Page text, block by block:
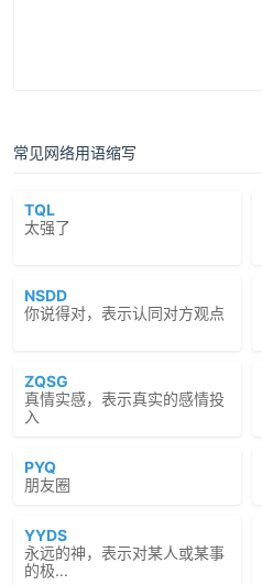
常见网络用语缩写
TQL
太强了
NSDD
你说得对，表示认同对方观点
ZQSG
真情实感，表示真实的感情投
入
PYQ
朋友圈
YYDS
永远的神，表示对某人或某事
的极...